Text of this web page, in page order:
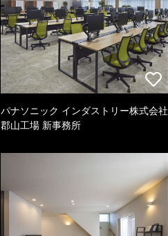
パナソニック インダストリー株式会社
郡山工場 新事務所